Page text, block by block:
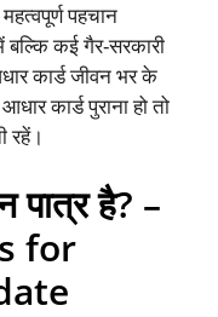
पहचान
कई गैर-सरकारी
कार्ड जीवन भर के
कार्ड पुराना हो तो
रहें।
पात्र है? –
for